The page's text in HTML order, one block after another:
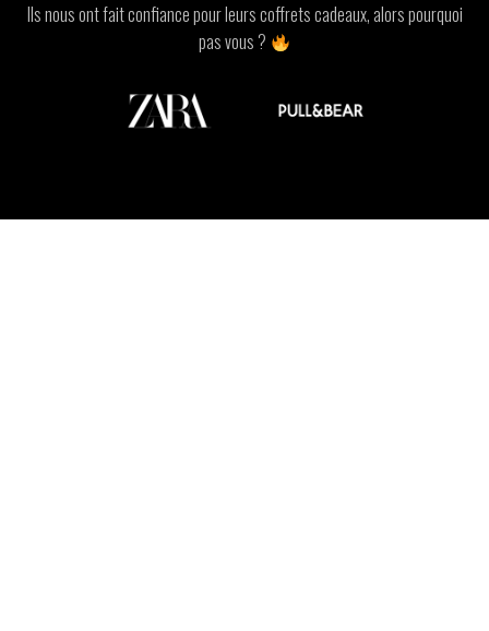
Ils nous ont fait confiance pour leurs coffrets cadeaux, alors pourquoi
pas vous ?